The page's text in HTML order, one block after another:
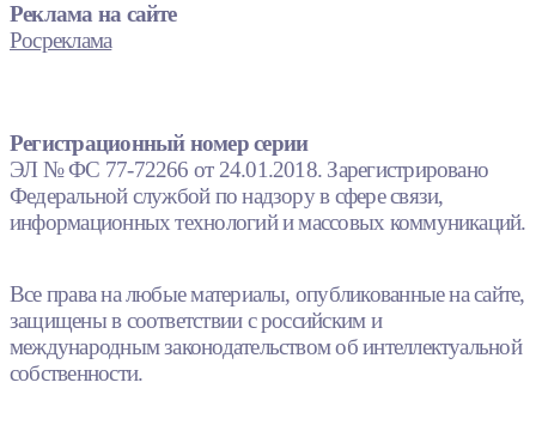
Реклама на сайте
Росреклама
Регистрационный номер серии
ЭЛ № ФС 77-72266 от 24.01.2018. Зарегистрировано
Федеральной службой по надзору в сфере связи,
информационных технологий и массовых коммуникаций.
Все права на любые материалы, опубликованные на сайте,
защищены в соответствии с российским и
международным законодательством об интеллектуальной
собственности.